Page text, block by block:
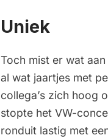
Uniek
Toch mist er wat
al wat jaartjes met
collega’s zich hoog
stopte het VW-
ronduit lastig met